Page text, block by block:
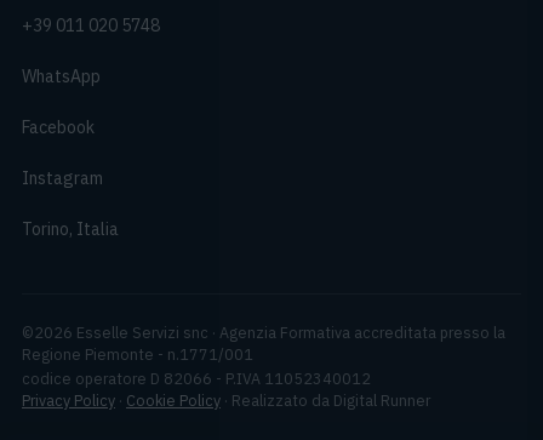
+39 011 020 5748
WhatsApp
Facebook
Instagram
Torino, Italia
©2026 Esselle Servizi snc · Agenzia Formativa accreditata presso la
Regione Piemonte - n.1771/001
codice operatore D 82066 - P.IVA 11052340012
Privacy Policy · Cookie Policy · Realizzato da Digital Runner